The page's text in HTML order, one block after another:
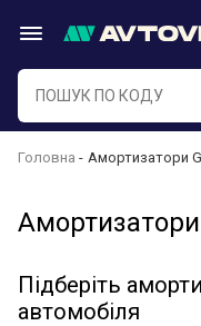
Головна Амортизатори
Підберіть
автомобіля